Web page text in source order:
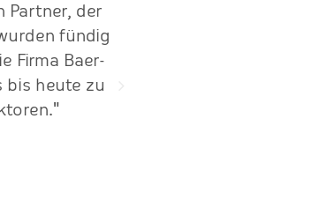
Partner, der
fündig
Firma Baer-
bis heute zu